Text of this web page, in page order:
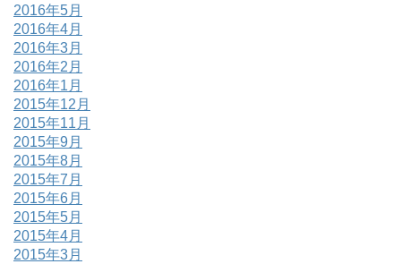
2016年5月
2016年4月
2016年3月
2016年2月
2016年1月
2015年12月
2015年11月
2015年9月
2015年8月
2015年7月
2015年6月
2015年5月
2015年4月
2015年3月